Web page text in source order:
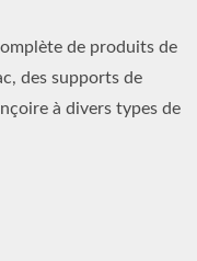
de produits de
des supports de
à divers types de